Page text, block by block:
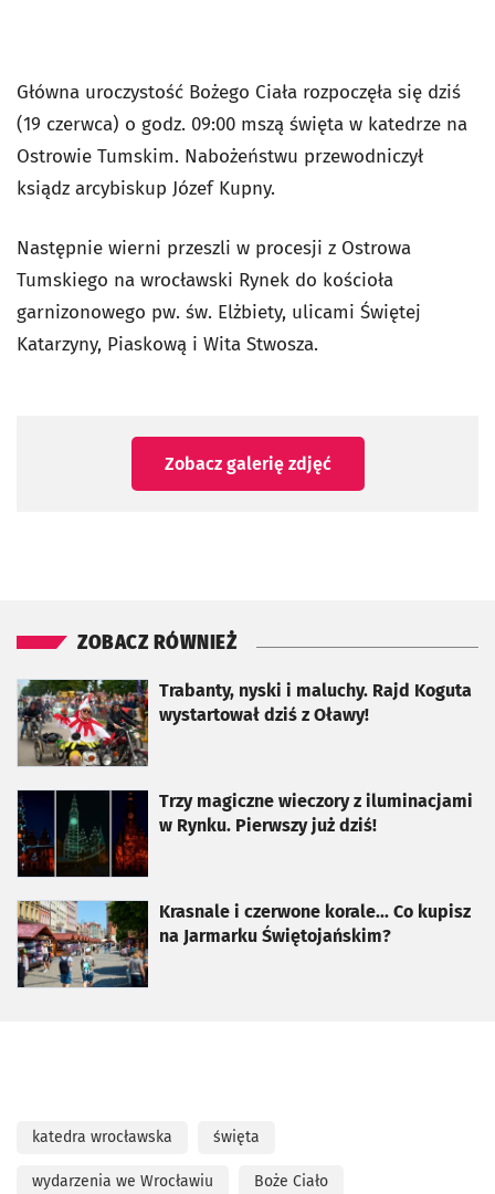
Główna uroczystość Bożego Ciała rozpoczęła się dziś
(19 czerwca) o godz. 09:00 mszą święta w katedrze na
Ostrowie Tumskim. Nabożeństwu przewodniczył
ksiądz arcybiskup Józef Kupny.
Następnie wierni przeszli w procesji z Ostrowa
Tumskiego na wrocławski Rynek do kościoła
garnizonowego pw. św. Elżbiety, ulicami Świętej
Katarzyny, Piaskową i Wita Stwosza.
Zobacz galerię zdjęć
ZOBACZ RÓWNIEŻ
Trabanty, nyski i maluchy. Rajd Koguta
wystartował dziś z Oławy!
otworzy się w nowej karcie
Trzy magiczne wieczory z iluminacjami
w Rynku. Pierwszy już dziś!
otworzy się w nowej karcie
Krasnale i czerwone korale... Co kupisz
na Jarmarku Świętojańskim?
otworzy się w nowej karcie
katedra wrocławska święta
wydarzenia we Wrocławiu Boże Ciało